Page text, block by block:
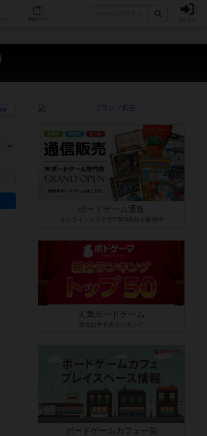
人気ボードゲーム ログイン
年
ニュアルを読む時間や参加者へのルール説明時間は含まれていないため、初めて
、中世ファンタジー・クッキング・海賊同士の対決など、ゲームコンセプトを絞
ゲームに慣れている方向けの絞込機能です。例えば「ダイスロール」はランダ
ボードゲーム通販
オンラインストアで7,500商品を販売中
人気ボードゲーム
総合おすすめランキング
ボードゲームカフェ一覧